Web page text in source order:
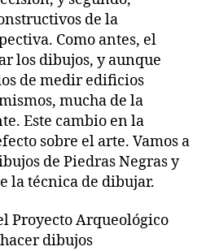
de la
Como antes, el
los dibujos, y aunque
de medir edificios
mucha de la
Este cambio en la
sobre el arte. Vamos a
de Piedras Negras y
la técnica de dibujar.
Proyecto Arqueológico
dibujos